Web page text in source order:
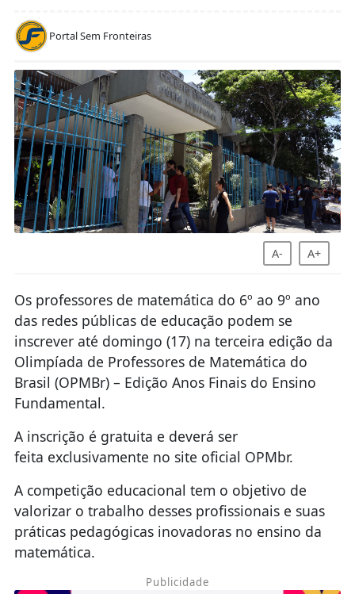
Portal Sem Fronteiras
A- A+
Os professores de matemática do 6º ao 9º ano
das redes públicas de educação podem se
inscrever até domingo (17) na terceira edição da
Olimpíada de Professores de Matemática do
Brasil (OPMBr) – Edição Anos Finais do Ensino
Fundamental.
A inscrição é gratuita e deverá ser
feita exclusivamente no site oficial OPMbr.
A competição educacional tem o objetivo de
valorizar o trabalho desses profissionais e suas
práticas pedagógicas inovadoras no ensino da
matemática.
Publicidade